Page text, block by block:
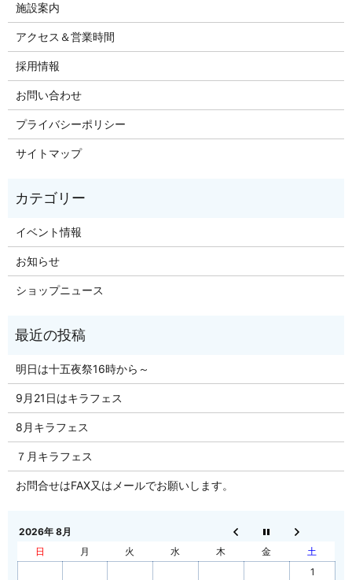
施設案内
アクセス＆営業時間
採用情報
お問い合わせ
プライバシーポリシー
サイトマップ
イベント情報
お知らせ
ショップニュース
明日は十五夜祭16時から～
9月21日はキラフェス
8月キラフェス
７月キラフェス
お問合せはFAX又はメールでお願いします。
2026年 8月
日
月 火 水 木 金
土
1